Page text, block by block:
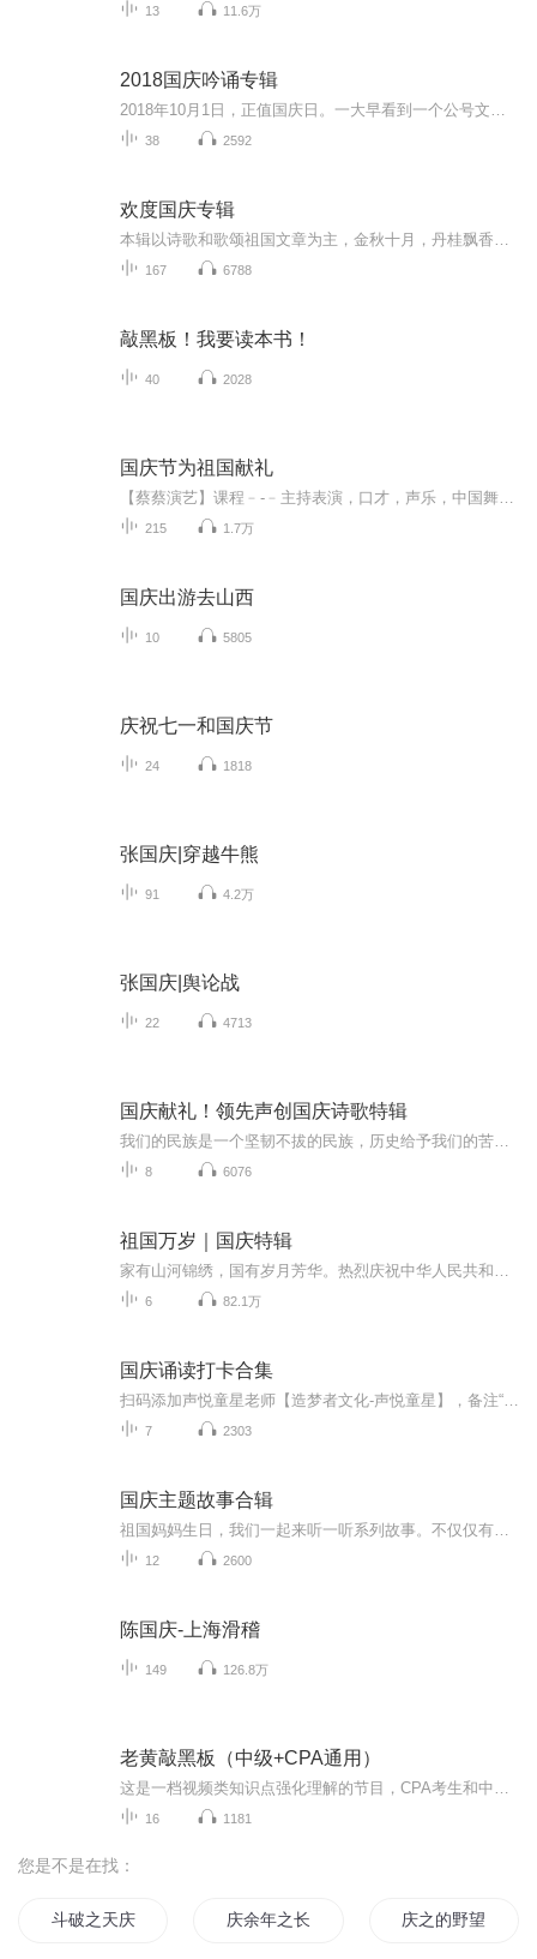
13 11.6万
2018国庆吟诵专辑
38 2592
欢度国庆专辑
167 6788
敲黑板！我要读本书！
40 2028
国庆节为祖国献礼
215 1.7万
国庆出游去山西
10 5805
庆祝七一和国庆节
24 1818
张国庆|穿越牛熊
91 4.2万
张国庆|舆论战
22 4713
国庆献礼！领先声创国庆诗歌特辑
8 6076
祖国万岁｜国庆特辑
6 82.1万
国庆诵读打卡合集
7 2303
国庆主题故事合辑
12 2600
陈国庆-上海滑稽
149 126.8万
老黄敲黑板（中级+CPA通用）
16 1181
您是不是在找：
斗破之天庆焰火 庆余年之长歌行 庆之的野望